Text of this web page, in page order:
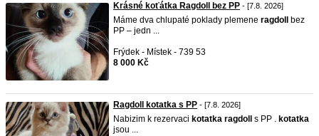
Krásné koťátka Ragdoll bez PP - [7.8. 2026]
Máme dva chlupaté poklady plemene ragdoll
bez
PP – jedn ...
Frýdek - Místek - 739 53
8 000 Kč
Ragdoll kotatka s PP - [7.8. 2026]
Nabizim k rezervaci kotatka ragdoll s PP . kotatka
jsou ...